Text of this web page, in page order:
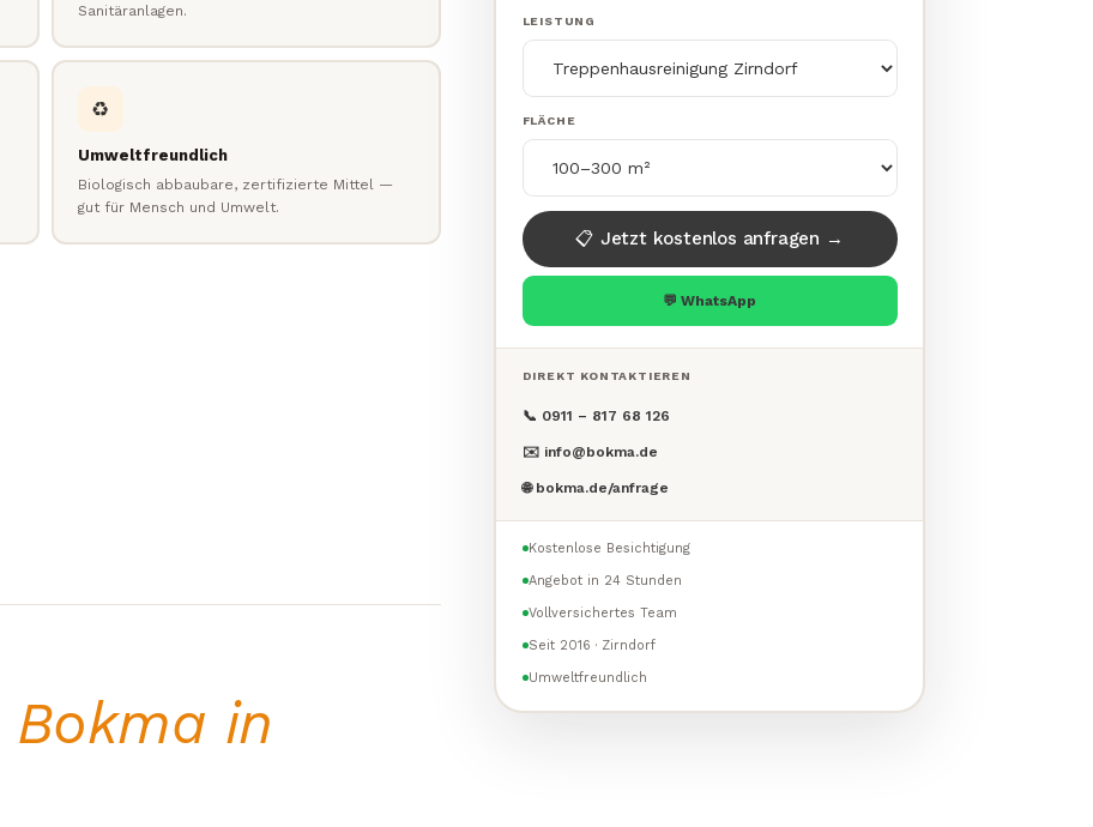
Sanitäranlagen.
♻️
Umweltfreundlich
Biologisch abbaubare, zertifizierte Mittel —
gut für Mensch und Umwelt.
Bokma in
LEISTUNG
FLÄCHE
📋 Jetzt kostenlos anfragen →
💬 WhatsApp
DIREKT KONTAKTIEREN
📞 0911 – 817 68 126
✉️ info@bokma.de
🌐 bokma.de/anfrage
Kostenlose Besichtigung
Angebot in 24 Stunden
Vollversichertes Team
Seit 2016 · Zirndorf
Umweltfreundlich